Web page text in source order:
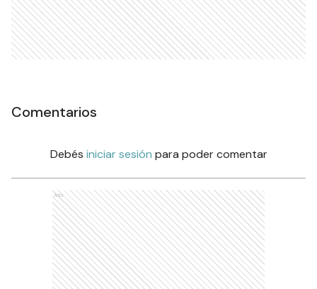
Comentarios
Debés iniciar sesión para poder comentar
Ads